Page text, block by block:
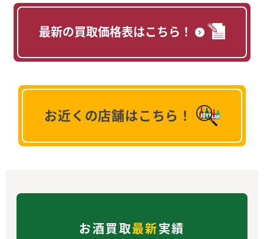
最新の買取価格表はこちら！
お近くの店舗はこちら！
お酒買取最新実績